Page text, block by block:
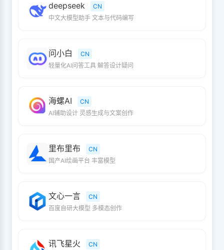
deepseek
CN
中文大模型助手 文本与代码编写
问小白
CN
轻量化AI问答工具 解答设计疑问
海螺AI
CN
AI辅助设计 灵感生成与文案创作
里布里布
CN
国产AI绘画平台 丰富模型
文心一言
CN
百度自研大模型 多模态创作
讯飞星火
CN